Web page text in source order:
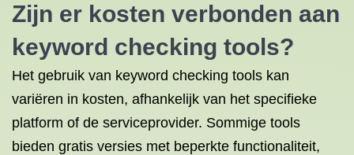
Zijn er kosten verbonden aan
keyword checking tools?
Het gebruik van keyword checking tools kan
variëren in kosten, afhankelijk van het specifieke
platform of de serviceprovider. Sommige tools
bieden gratis versies met beperkte functionaliteit,